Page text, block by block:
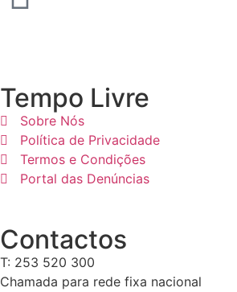
Tempo Livre
Sobre Nós
Política de Privacidade
Termos e Condições
Portal das Denúncias
Contactos
T: 253 520 300
Chamada para rede fixa nacional